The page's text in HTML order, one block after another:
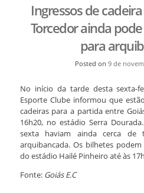
Ingressos de
Torcedor ainda
para
Posted on 9 de
No início da tarde desta sexta-
Esporte Clube informou que
cadeiras para a partida entre
16h20, no estádio Serra
sexta haviam ainda cerca de
arquibancada. Os bilhetes
do estádio Hailé Pinheiro até às
Fonte:Goiás E.C